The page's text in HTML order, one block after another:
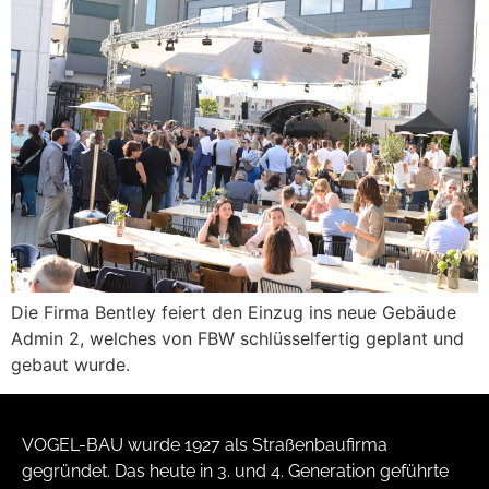
Die Firma Bentley feiert den Einzug ins neue Gebäude
Admin 2, welches von FBW schlüsselfertig geplant und
gebaut wurde.
VOGEL-BAU wurde 1927 als Straßenbaufirma
gegründet. Das heute in 3. und 4. Generation geführte